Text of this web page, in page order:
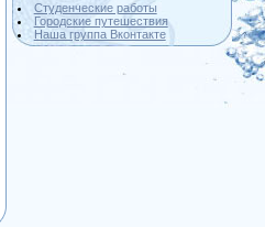
Студенческие работы
Городские путешествия
Наша группа Вконтакте